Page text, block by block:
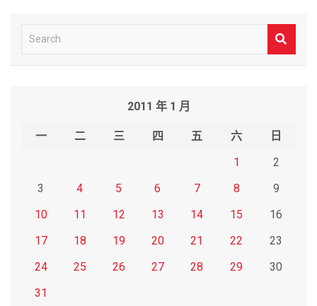
e
2011 年 1 月
一 二 三 四 五 六
日
1
2
3
4 5 6 7 8
9
10
11 12 13 14 15
16
17
18 19 20 21 22
23
24
25 26 27 28 29
30
31